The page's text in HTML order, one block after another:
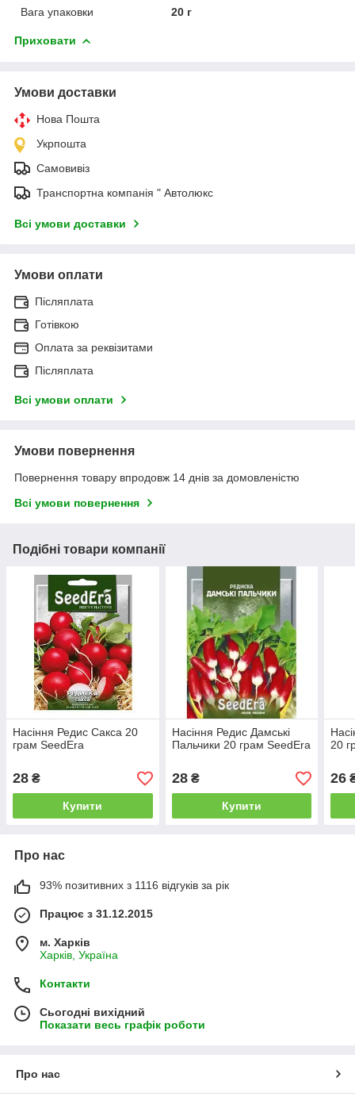
Вага упаковки
20 г
Приховати
Умови доставки
Нова Пошта
Укрпошта
Самовивіз
Транспортна компанія " Автолюкс
Всі умови доставки
Умови оплати
Післяплата
Готівкою
Оплата за реквізитами
Післяплата
Всі умови оплати
Умови повернення
Повернення товару впродовж 14 днів за домовленістю
Всі умови повернення
Подібні товари компанії
Насіння Редис Сакса 20
грам SeedEra
28 ₴
Купити
Насіння Редис Дамські
Пальчики 20 грам SeedEra
28₴
Купити
20
26
Про нас
93% позитивних з 1116 відгуків за рік
Працює з 31.12.2015
м. Харків
Харків, Україна
Контакти
Сьогодні вихідний
Показати весь графік роботи
Про нас